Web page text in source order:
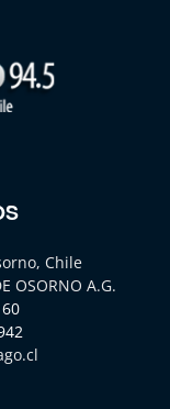
Chile
OSORNO A.G.